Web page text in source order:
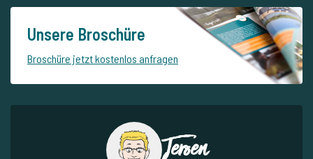
Unsere Broschüre
Broschüre jetzt kostenlos anfragen
Jeroen